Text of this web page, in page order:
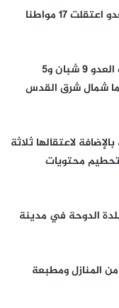
وذكرت وكالة “فلسطين اليوم” أن قوات العدو اعتقلت 17 مواطنا
ففي مدينة القدس المحتلة، اعتقلت قوات العدو 9 شبان و5
شمال شرق القدس
لاعتقالها ثلاثة
محتويات
الدوحة في مدينة
المنازل ومطبعة